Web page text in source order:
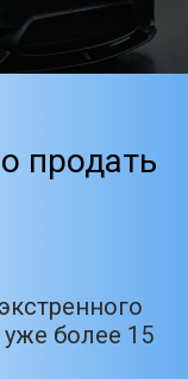
продать
более 15